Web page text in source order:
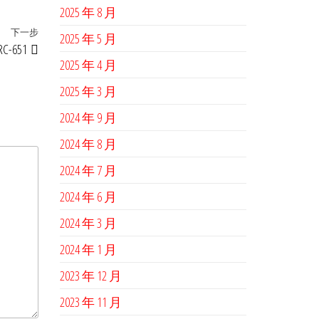
下
一
下一步
651
2025 年 8 月
2025 年 5 月
2025 年 4 月
2025 年 3 月
2024 年 9 月
2024 年 8 月
2024 年 7 月
2024 年 6 月
2024 年 3 月
2024 年 1 月
2023 年 12 月
2023 年 11 月